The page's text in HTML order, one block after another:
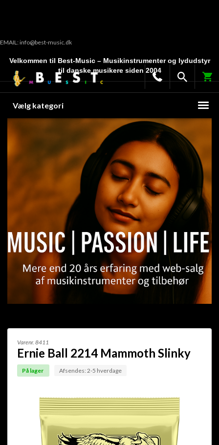
EMAIL: info@best-music.dk
Velkommen til Best-Music – Musikinstrumenter og lydudstyr
til danske musikere siden 2004
Vælg kategori
Varenr. 8411
Ernie Ball 2214 Mammoth Slinky
På lager Afsendes: 2-5 hverdage